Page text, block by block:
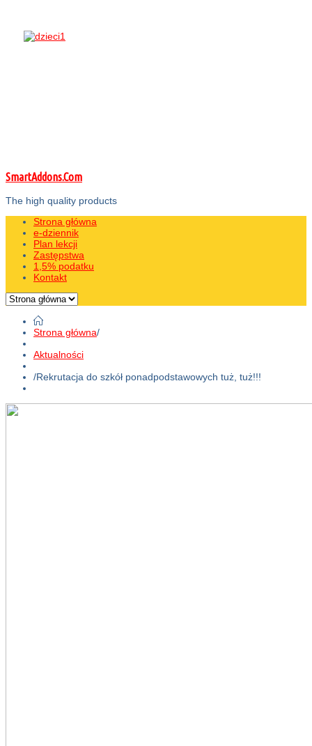
SmartAddons.Com
The high quality products
Strona główna
e-dziennik
Plan lekcji
Zastępstwa
1,5% podatku
Kontakt
Strona główna/
Aktualności
/Rekrutacja do szkół ponadpodstawowych tuż, tuż!!!